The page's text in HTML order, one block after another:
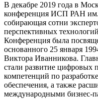
В декабре 2019 года в
конференция ИСП РАН
собирающая сотни
перспективных
Конференция была
основанного 25 января
Виктора Иванникова.
стали развитие цифровых
компетенций по
обеспечения, а также
международными бизнес-